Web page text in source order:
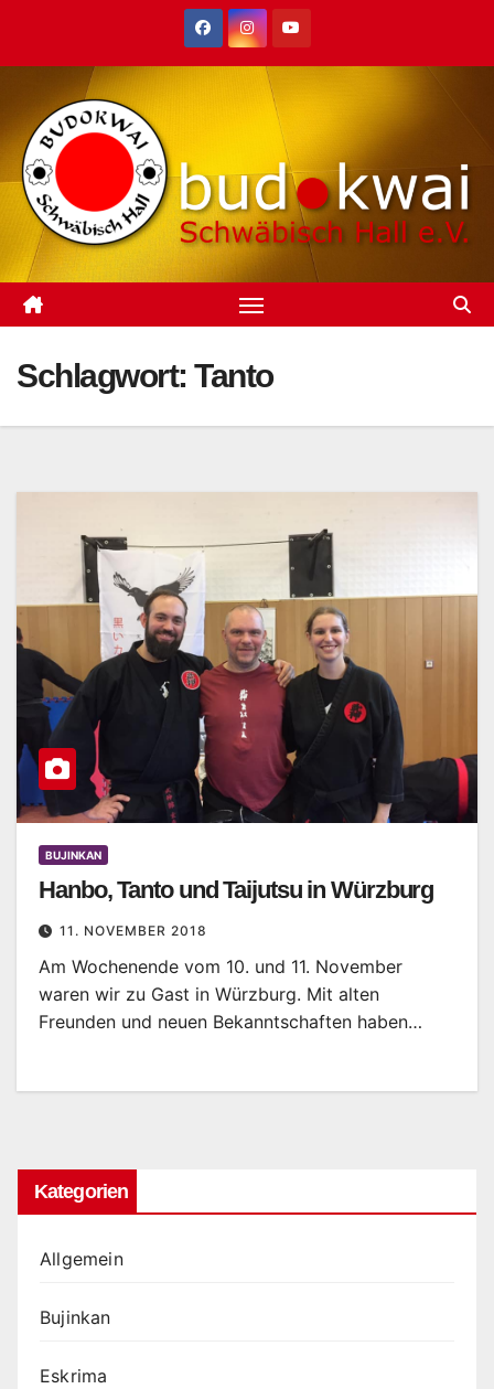
Schlagwort: Tanto
BUJINKAN
Hanbo, Tanto und Taijutsu in Würzburg
11. NOVEMBER 2018
Am Wochenende vom 10. und 11. November
waren wir zu Gast in Würzburg. Mit alten
Freunden und neuen Bekanntschaften haben…
Kategorien
Allgemein
Bujinkan
Eskrima